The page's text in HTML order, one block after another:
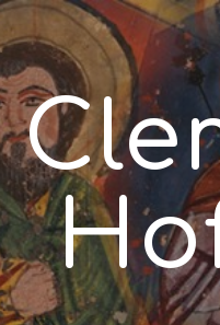
Skip to main content